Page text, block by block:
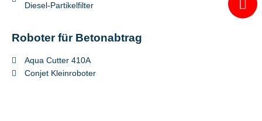
Diesel-Partikelfilter
Roboter für Betonabtrag
Aqua Cutter 410A
Conjet Kleinroboter